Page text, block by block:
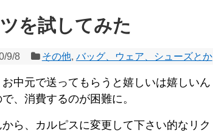
を試してみた
9/8 その他, バッグ、ウェア、シューズとか
中元で送ってもらうと嬉しいは嬉しいん
、消費するのが困難に。
ら、カルピスに変更して下さい的なリク